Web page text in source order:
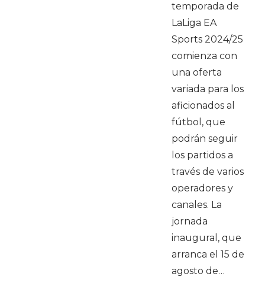
temporada de
LaLiga EA
Sports 2024/25
comienza con
una oferta
variada para los
aficionados al
fútbol, que
podrán seguir
los partidos a
través de varios
operadores y
canales. La
jornada
inaugural, que
arranca el 15 de
agosto de…